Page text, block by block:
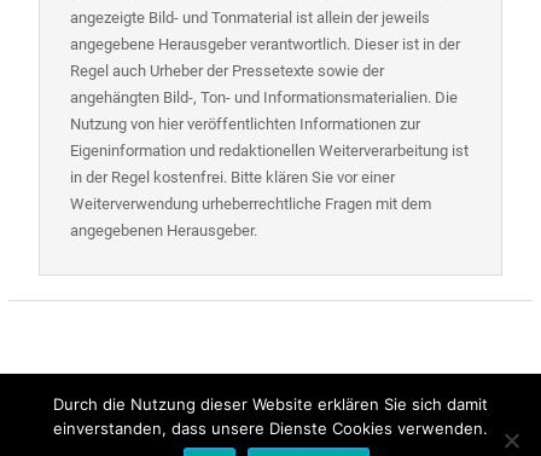
angezeigte Bild- und Tonmaterial ist allein der jeweils
angegebene Herausgeber verantwortlich. Dieser ist in der
Regel auch Urheber der Pressetexte sowie der
angehängten Bild-, Ton- und Informationsmaterialien. Die
Nutzung von hier veröffentlichten Informationen zur
Eigeninformation und redaktionellen Weiterverarbeitung ist
in der Regel kostenfrei. Bitte klären Sie vor einer
Weiterverwendung urheberrechtliche Fragen mit dem
angegebenen Herausgeber.
Alle Rechte vorbehalten | Presse-Control
Durch die Nutzung dieser Website erklären Sie sich damit
einverstanden, dass unsere Dienste Cookies verwenden.